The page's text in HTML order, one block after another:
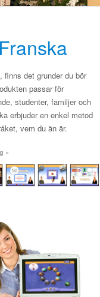
finns det grunder du bör
passar för
studenter, familjer och
erbjuder en enkel metod
vem du än är.
»